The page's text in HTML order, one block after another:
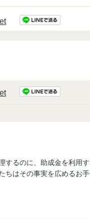
するのに、助成金を利用
ちはその事実を広めるお